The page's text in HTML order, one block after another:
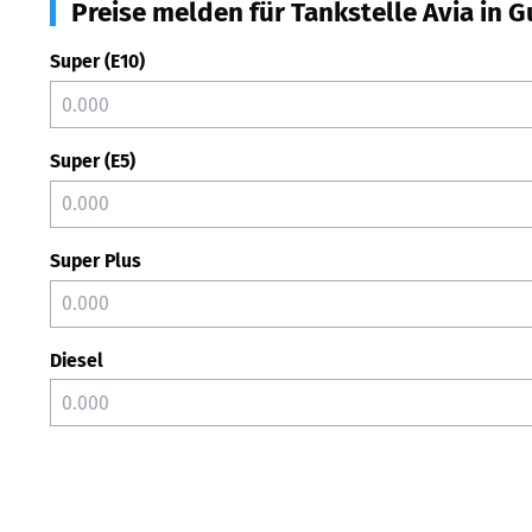
Preise melden für Tankstelle Avia in
Super (E10)
Super (E5)
Super Plus
Diesel